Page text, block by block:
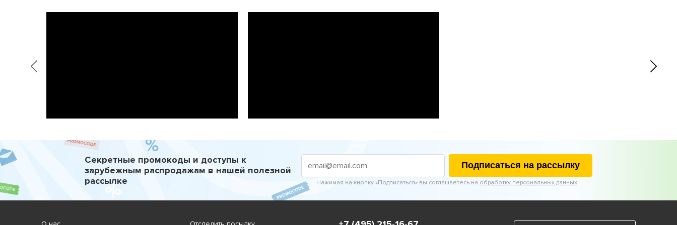
Секретные промокоды и доступы к
зарубежным распродажам в нашей полезной
рассылке
Подписаться на рассылку
Нажимая на кнопку «Подписаться» вы соглашаетесь на обработку персональных данных